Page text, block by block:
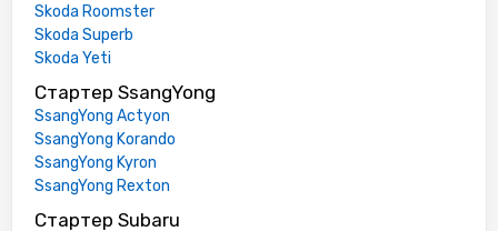
Skoda Roomster
Skoda Superb
Skoda Yeti
Стартер SsangYong
SsangYong Actyon
SsangYong Korando
SsangYong Kyron
SsangYong Rexton
Стартер Subaru